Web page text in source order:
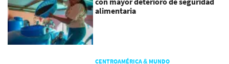
alimentaria
CENTROAMÉRICA & MUNDO